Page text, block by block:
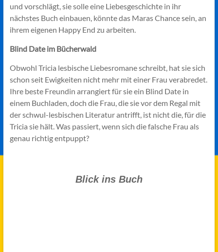
und vorschlägt, sie solle eine Liebesgeschichte in ihr
nächstes Buch einbauen, könnte das Maras Chance sein, an
ihrem eigenen Happy End zu arbeiten.
Blind Date im Bücherwald
Obwohl Tricia lesbische Liebesromane schreibt, hat sie sich
schon seit Ewigkeiten nicht mehr mit einer Frau verabredet.
Ihre beste Freundin arrangiert für sie ein Blind Date in
einem Buchladen, doch die Frau, die sie vor dem Regal mit
der schwul-lesbischen Literatur antrifft, ist nicht die, für die
Tricia sie hält. Was passiert, wenn sich die falsche Frau als
genau richtig entpuppt?
Blick ins Buch